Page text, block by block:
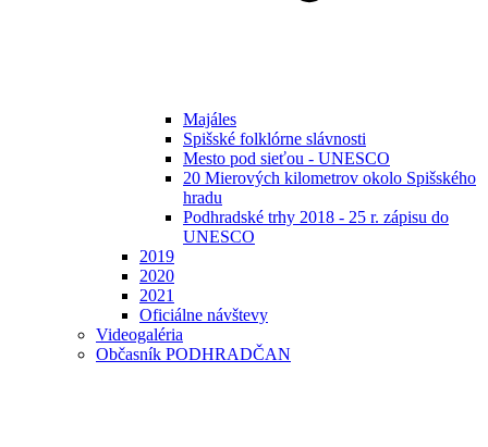
Majáles
Spišské folklórne slávnosti
Mesto pod sieťou - UNESCO
20 Mierových kilometrov okolo Spišského
hradu
Podhradské trhy 2018 - 25 r. zápisu do
UNESCO
2019
2020
2021
Oficiálne návštevy
Videogaléria
Občasník PODHRADČAN